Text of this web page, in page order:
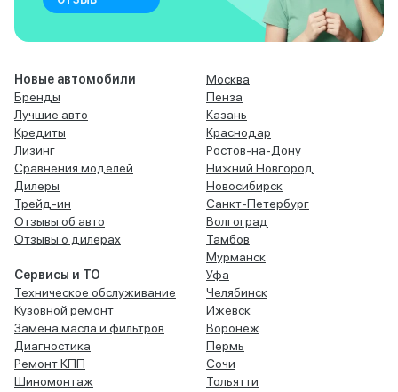
Новые автомобили
Бренды
Лучшие авто
Кредиты
Лизинг
Сравнения моделей
Дилеры
Трейд-ин
Отзывы об авто
Отзывы о дилерах
Сервисы и ТО
Техническое обслуживание
Кузовной ремонт
Замена масла и фильтров
Диагностика
Ремонт КПП
Шиномонтаж
Москва
Пенза
Казань
Краснодар
Ростов-на-Дону
Нижний Новгород
Новосибирск
Санкт-Петербург
Волгоград
Тамбов
Мурманск
Уфа
Челябинск
Ижевск
Воронеж
Пермь
Сочи
Тольятти